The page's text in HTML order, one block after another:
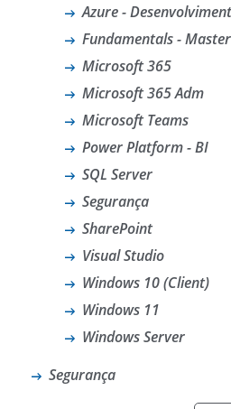
Azure -
Fundamentals -
Microsoft 365
Microsoft 365 Adm
Microsoft Teams
Power Platform - BI
SQL Server
Segurança
SharePoint
Visual Studio
Windows 10 (Client)
Windows 11
Windows Server
Segurança